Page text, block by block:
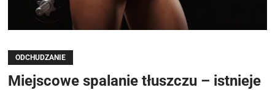
ODCHUDZANIE
Miejscowe spalanie tłuszczu – istnieje